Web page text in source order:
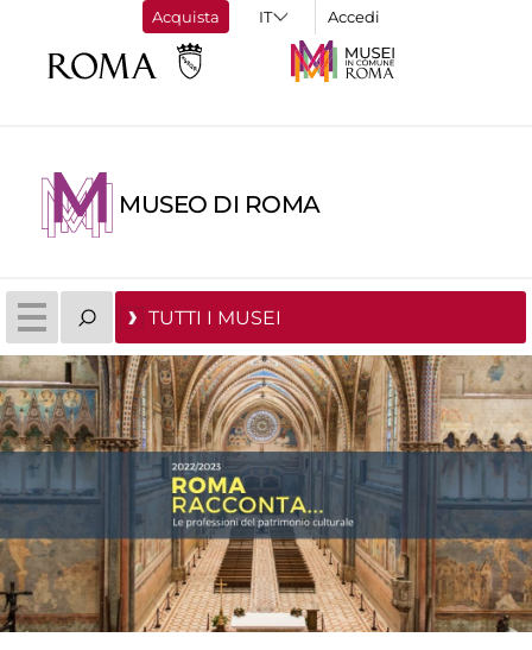
Acquista Accedi
MUSEO DI ROMA
TUTTI I MUSEI